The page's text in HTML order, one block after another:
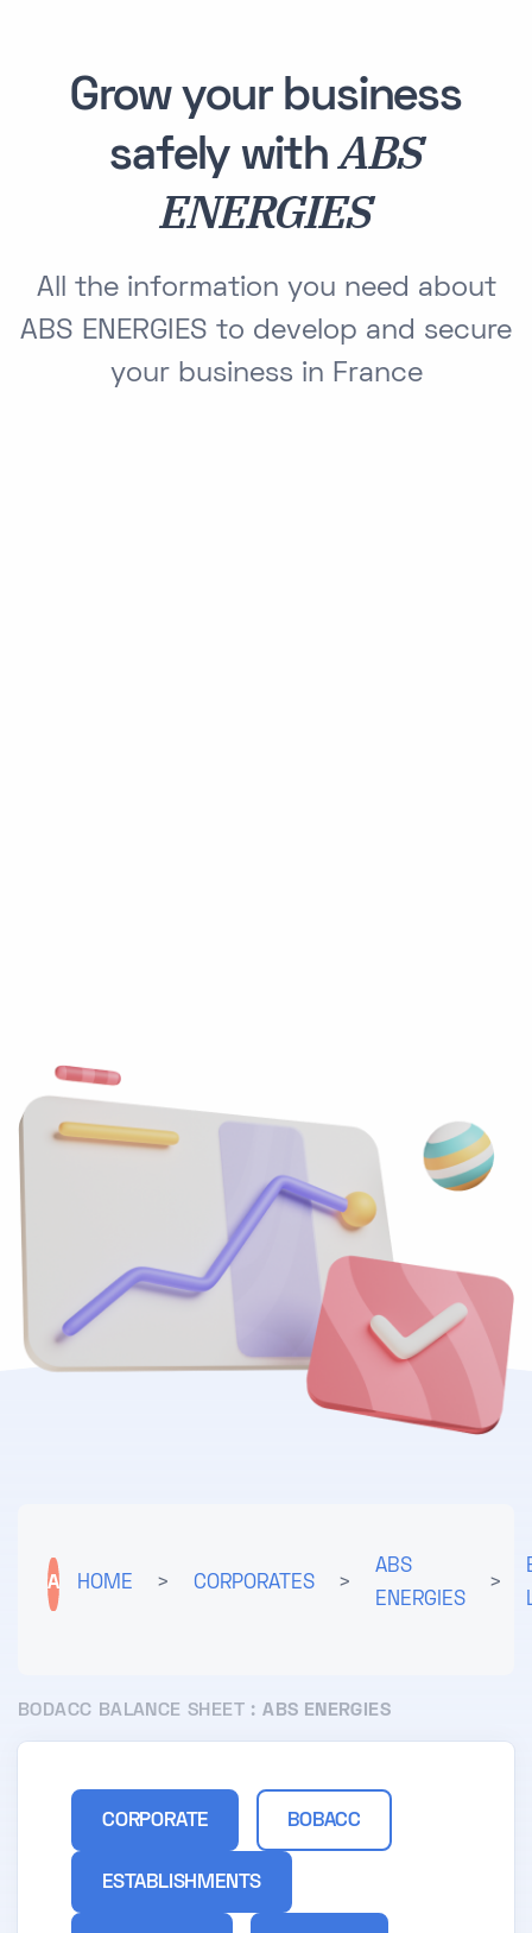
Grow your business
safely withABS
ENERGIES
All the information you need about
ABS ENERGIES to develop and secure
your business in France
A HOME > CORPORATES >
ABS
ENERGIES
>
BODACC BALANCE SHEET :ABS ENERGIES
CORPORATE BOBACC
ESTABLISHMENTS